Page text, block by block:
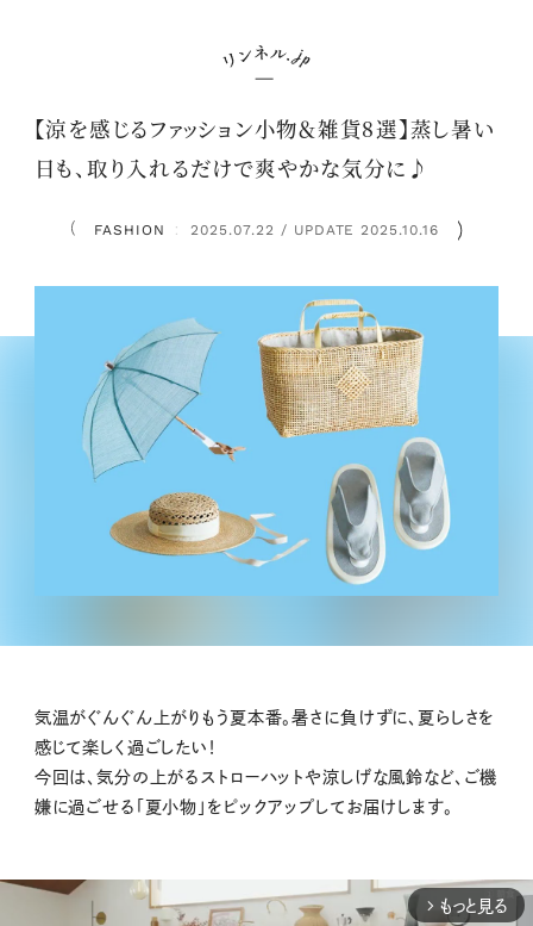
【涼を感じるファッション小物＆雑貨8選】蒸し暑い
日も、取り入れるだけで爽やかな気分に♪
FASHION ： 2025.07.22 / UPDATE 2025.10.16
気温がぐんぐん上がりもう夏本番。暑さに負けずに、夏らしさを
感じて楽しく過ごしたい！
今回は、気分の上がるストローハットや涼しげな風鈴など、ご機
嫌に過ごせる「夏小物」をピックアップしてお届けします。
arrow_forward_ios もっと見る